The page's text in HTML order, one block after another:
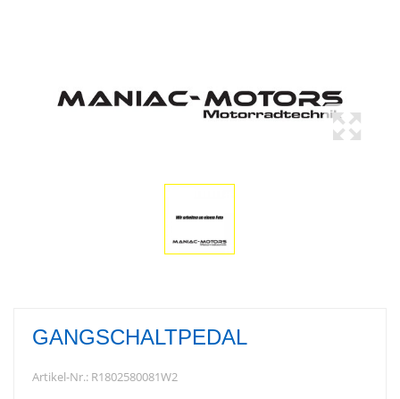
GANGSCHALTPEDAL
Artikel-Nr.: R1802580081W2